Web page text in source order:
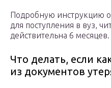
Подробную инструкцию
для поступления в вуз,
действительна 6 месяцев.
Что делать, если
из документов